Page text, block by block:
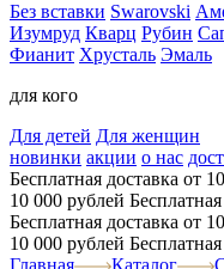
Без вставки Swarovski
Изумруд Кварц Рубин
Фианит Хрусталь Эмаль
для кого
Для детей Для женщин
новинки акции о нас
Бесплатная доставка от
10 000 рублей
Бесплатная доставка от
10 000 рублей
Главная
Каталог